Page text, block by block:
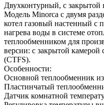
Двухконтурный, с закрытой
Модель Minorca с двумя
котел газовый настенный с
нагрева воды в системе
теплообменником для
версии: с закрытой камерой
(CTFS).
Особенности:
Основной теплообменник
Пластинчатый
Датчик комнатной